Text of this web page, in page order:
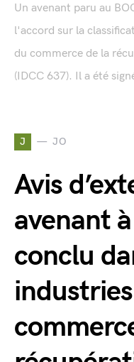
Un avenant paru au
l'accord sur la
du commerce de la
(IDCC 637). Il a été
J JO
Avis
avenant
conclu